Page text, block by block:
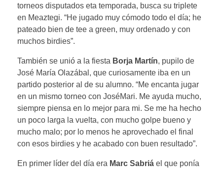
torneos disputados eta temporada, busca su triplete
en Meaztegi. “He jugado muy cómodo todo el día; he
pateado bien de tee a green, muy ordenado y con
muchos birdies”.
También se unió a la fiesta Borja Martín, pupilo de
José María Olazábal, que curiosamente iba en un
partido posterior al de su alumno. “Me encanta jugar
en un mismo torneo con JoséMari. Me ayuda mucho,
siempre piensa en lo mejor para mi. Se me ha hecho
un poco larga la vuelta, con mucho golpe bueno y
mucho malo; por lo menos he aprovechado el final
con esos birdies y he acabado con buen resultado”.
En primer líder del día era Marc Sabriá el que ponía